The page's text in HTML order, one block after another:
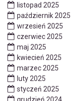
listopad 2025
październik 2025
wrzesień 2025
czerwiec 2025
maj 2025
kwiecień 2025
marzec 2025
luty 2025
styczeń 2025